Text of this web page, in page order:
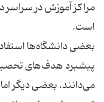
مراکز آموزش در سراسر
بعضی دانشگاه‌ها
پیشبرد هدف‌های
می‌دانند. بعضی دیگر